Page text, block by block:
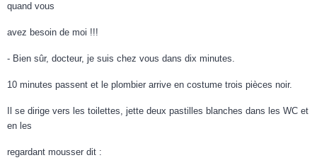
quand vous
avez besoin de moi !!!
- Bien sûr, docteur, je suis chez vous dans dix minutes.
10 minutes passent et le plombier arrive en costume trois pièces noir.
Il se dirige vers les toilettes, jette deux pastilles blanches dans les WC et
en les
regardant mousser dit :